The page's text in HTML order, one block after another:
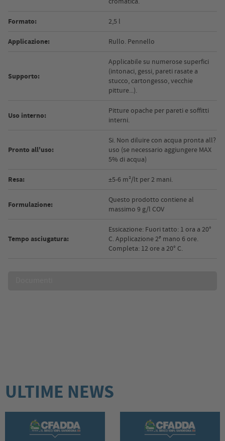
Formato: 2,5 l
Applicazione: Rullo. Pennello
Supporto:
Applicabile su numerose superfici
(intonaci, gessi, pareti rasate a
stucco, cartongesso, vecchie
pitture...).
Uso interno:
Pitture opache per pareti e soffitti
interni.
Pronto all'uso:
Si. Non diluire con acqua pronta all?
uso (se necessario aggiungere MAX
5% di acqua)
Resa: ±5-6 m²/lt per 2 mani.
Formulazione:
Questo prodotto contiene al
massimo 9 g/l COV
Tempo asciugatura:
Essicazione: Fuori tatto: 1 ora a 20°
C. Applicazione 2ª mano 6 ore.
Completa: 12 ore a 20° C.
ULTIME NEWS